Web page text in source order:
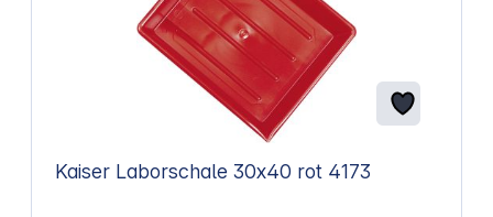
Kaiser Laborschale 30x40 rot 4173